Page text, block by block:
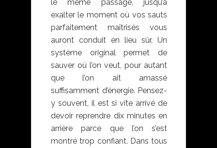
le même passage, jusqu’à
exalter le moment où vos sauts
parfaitement maîtrisés vous
auront conduit en lieu sûr. Un
système original permet de
sauver où l’on veut, pour autant
que l’on ait amassé
suffisamment d’énergie. Pensez-
y souvent, il est si vite arrivé de
devoir reprendre dix minutes en
arrière parce que l’on s’est
montré trop confiant. Dans tous